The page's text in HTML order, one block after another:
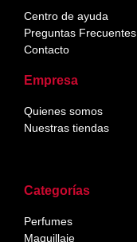
Categorías
Perfumes
Maquillaje
Centro de ayuda
Preguntas Frecuentes
Contacto
Empresa
Quienes somos
Nuestras tiendas